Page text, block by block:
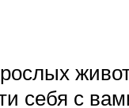
себя с